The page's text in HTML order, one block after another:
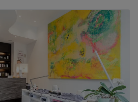
08:00 –20:00
08:00–20:00
10:00–20:00
10:00– 20:00
08:00–20:00
Gesloten
de beauté installé à Bruxelles.